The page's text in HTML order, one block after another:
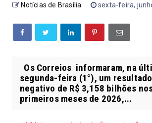
Notícias de Brasília sexta-feira,
Os Correios informaram, na
segunda-feira (1°), um
negativo de R$ 3,158 bilhões
primeiros meses de 2026,...